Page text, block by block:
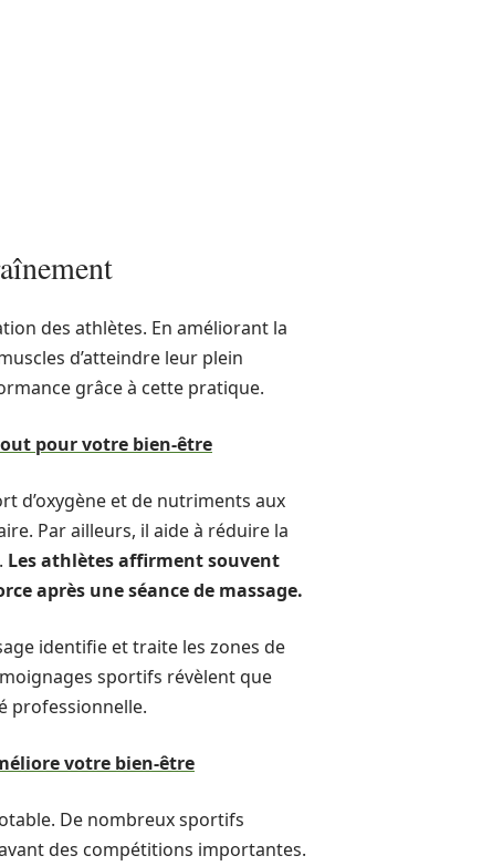
des athlètes. En améliorant la
d’atteindre leur plein
grâce à cette pratique.
pour votre bien-être
d’oxygène et de nutriments aux
Par ailleurs, il aide à réduire la
Les athlètes affirment souvent
après une séance de massage.
identifie et traite les zones de
sportifs révèlent que
professionnelle.
votre bien-être
De nombreux sportifs
des compétitions importantes.